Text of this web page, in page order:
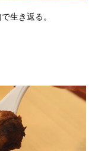
生き返る。